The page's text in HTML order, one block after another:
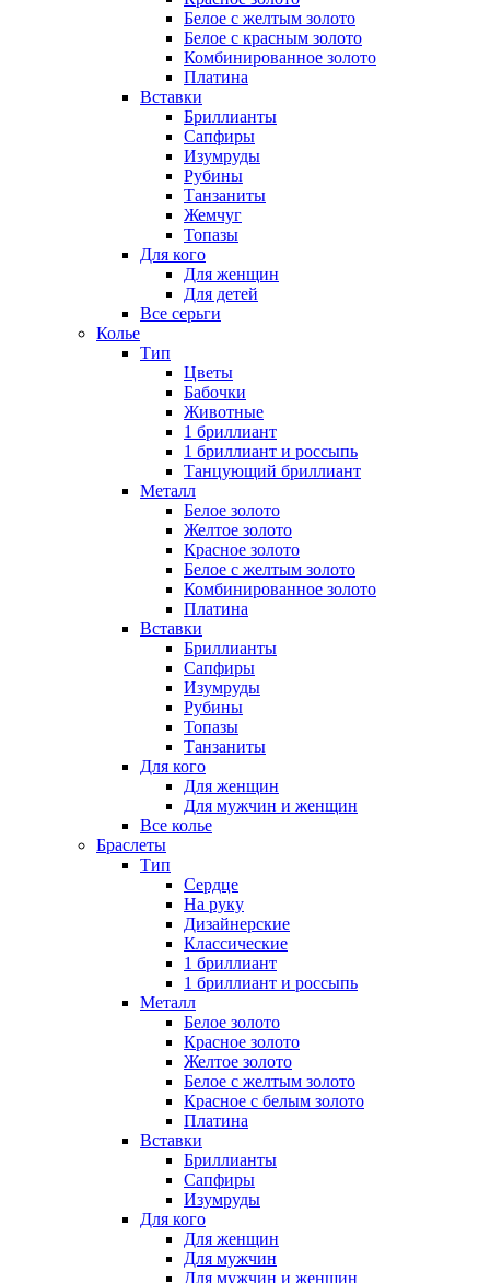
Белое с желтым золото
Белое с красным золото
Комбинированное золото
Платина
Вставки
Бриллианты
Сапфиры
Изумруды
Рубины
Танзаниты
Жемчуг
Топазы
Для кого
Для женщин
Для детей
Все серьги
Колье
Тип
Цветы
Бабочки
Животные
1 бриллиант
1 бриллиант и россыпь
Танцующий бриллиант
Металл
Белое золото
Желтое золото
Красное золото
Белое с желтым золото
Комбинированное золото
Платина
Вставки
Бриллианты
Сапфиры
Изумруды
Рубины
Топазы
Танзаниты
Для кого
Для женщин
Для мужчин и женщин
Все колье
Браслеты
Тип
Сердце
На руку
Дизайнерские
Классические
1 бриллиант
1 бриллиант и россыпь
Металл
Белое золото
Красное золото
Желтое золото
Белое с желтым золото
Красное с белым золото
Платина
Вставки
Бриллианты
Сапфиры
Изумруды
Для кого
Для женщин
Для мужчин
Для мужчин и женщин